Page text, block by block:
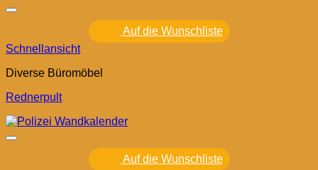
Auf die Wunschliste
Schnellansicht
Diverse Büromöbel
Rednerpult
Auf die Wunschliste